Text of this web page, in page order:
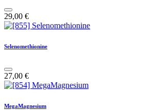
29,00 €
Selenomethionine
27,00 €
MegaMagnesium